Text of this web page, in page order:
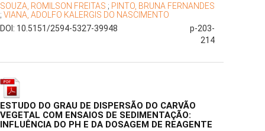
SOUZA, ROMILSON FREITAS ; PINTO, BRUNA FERNANDES
; VIANA, ADOLFO KALERGIS DO NASCIMENTO
DOI: 10.5151/2594-5327-39948
p-203-
214
ESTUDO DO GRAU DE DISPERSÃO DO CARVÃO
VEGETAL COM ENSAIOS DE SEDIMENTAÇÃO:
INFLUÊNCIA DO PH E DA DOSAGEM DE REAGENTE